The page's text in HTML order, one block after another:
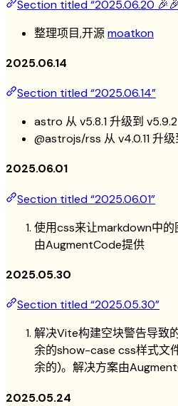
Section titled “2025.06.20
整理项目,开源moatkon
2025.06.14
Section titled “2025.06.14”
astro 从 v5.8.1 升级到 v5.9.2
@astrojs/rss 从 v4.0.11 升级
2025.06.01
Section titled “2025.06.01”
使用css来让markdown中的
由AugmentCode提供
2025.05.30
Section titled “2025.05.30”
解决Vite构建空块警告导致
余的show-case css样式文
余的)。 解决方案由
2025.05.24